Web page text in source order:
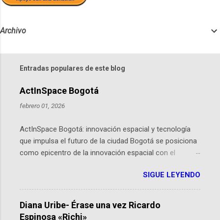
Archivo
Entradas populares de este blog
ActInSpace Bogotá
febrero 01, 2026
ActInSpace Bogotá: innovación espacial y tecnología
que impulsa el futuro de la ciudad Bogotá se posiciona
como epicentro de la innovación espacial con el
hackathon global que convierte tecnologías de la
Agencia Espacial Europea en soluciones prácticas para
la vida cotidiana. Este evento, organizado por el
Planetario de Bogotá del Idartes y la Universidad de los
SIGUE LEYENDO
Diana Uribe- Érase una vez Ricardo
Espinosa «Richi»